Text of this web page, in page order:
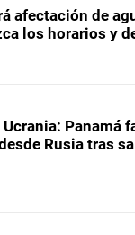
afectación de
los horarios y
Ucrania: Panamá
Rusia tras